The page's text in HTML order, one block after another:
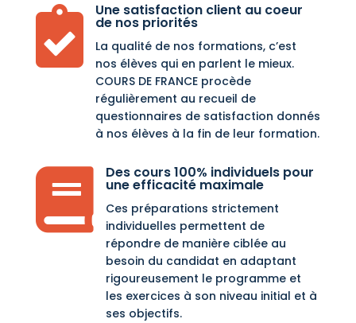
 Une satisfaction client au coeur
de nos priorités
La qualité de nos formations, c’est
nos élèves qui en parlent le mieux.
COURS DE FRANCE procède
régulièrement au recueil de
questionnaires de satisfaction donnés
à nos élèves à la fin de leur formation.
 Des cours 100% individuels pour
une efficacité maximale
Ces préparations strictement
individuelles permettent de
répondre de manière ciblée au
besoin du candidat en adaptant
rigoureusement le programme et
les exercices à son niveau initial et à
ses objectifs.